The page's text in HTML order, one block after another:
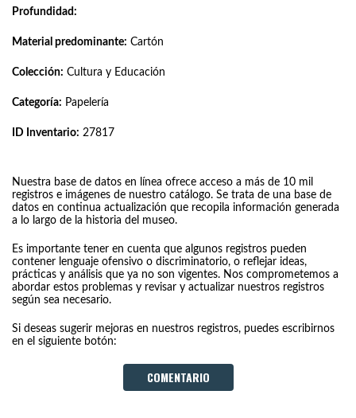
Profundidad:
Material predominante: Cartón
Colección: Cultura y Educación
Categoría: Papelería
ID Inventario: 27817
Nuestra base de datos en línea ofrece acceso a más de 10 mil
registros e imágenes de nuestro catálogo. Se trata de una base de
datos en continua actualización que recopila información generada
a lo largo de la historia del museo.
Es importante tener en cuenta que algunos registros pueden
contener lenguaje ofensivo o discriminatorio, o reflejar ideas,
prácticas y análisis que ya no son vigentes. Nos comprometemos a
abordar estos problemas y revisar y actualizar nuestros registros
según sea necesario.
Si deseas sugerir mejoras en nuestros registros, puedes escribirnos
en el siguiente botón:
COMENTARIO